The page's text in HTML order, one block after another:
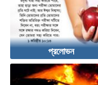
প্রলোভন